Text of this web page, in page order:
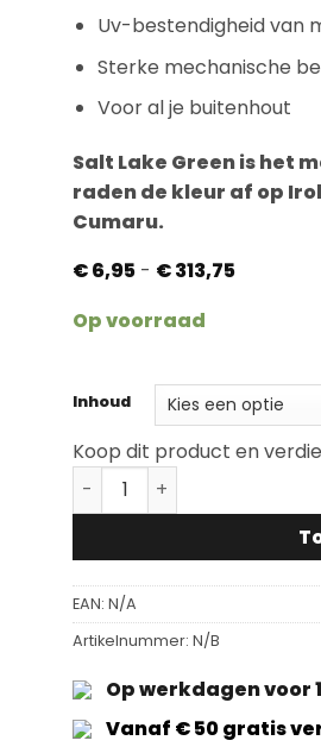
Uv-bestendigheid van
Sterke mechanische
Voor al je buitenhout
Salt Lake Green is het
raden de kleur af op
Cumaru.
€6,95 - €313,75
Op voorraad
Inhoud
Koop dit product en
Rubio Monocoat
EAN: N/A
Artikelnummer: N/B
Op werkdagen voor
Vanaf € 50 gratis